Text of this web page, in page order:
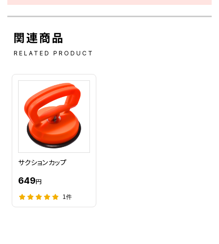
関連商品
RELATED PRODUCT
サクションカップ
649円
1件